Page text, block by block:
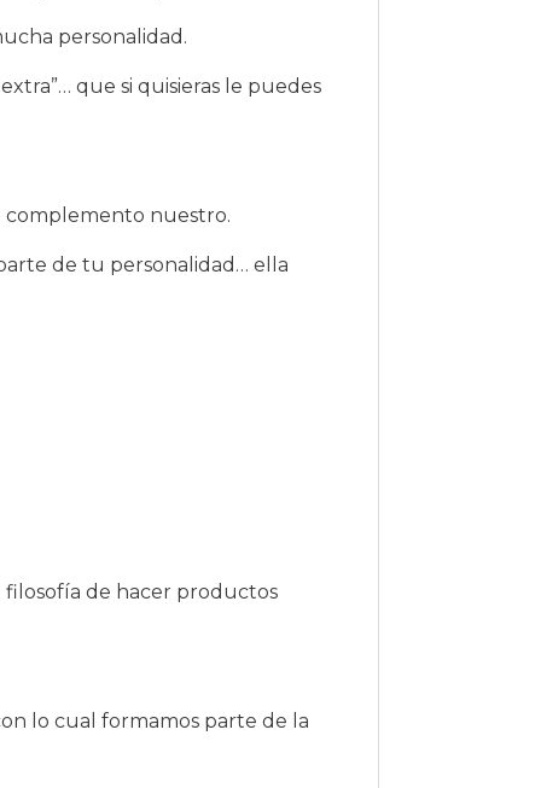
personalidad.
que si quisieras le puedes
complemento nuestro.
de tu personalidad… ella
filosofía de hacer productos
lo cual formamos parte de la